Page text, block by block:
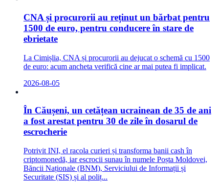
CNA și procurorii au reținut un bărbat pentru
1500 de euro, pentru conducere în stare de
ebrietate
La Cimișlia, CNA și procurorii au dejucat o schemă cu 1500
de euro: acum ancheta verifică cine ar mai putea fi implicat.
2026-08-05
În Căușeni, un cetățean ucrainean de 35 de ani
a fost arestat pentru 30 de zile în dosarul de
escrocherie
Potrivit INI, el racola curieri și transforma banii cash în
criptomonedă, iar escrocii sunau în numele Poșta Moldovei,
Băncii Naționale (BNM), Serviciului de Informații și
Securitate (SIS) și al poliț...